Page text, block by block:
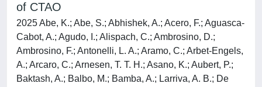
of CTAO
2025 Abe, K.; Abe, S.; Abhishek, A.; Acero, F.; Aguasca-
Cabot, A.; Agudo, I.; Alispach, C.; Ambrosino, D.;
Ambrosino, F.; Antonelli, L. A.; Aramo, C.; Arbet-Engels,
A.; Arcaro, C.; Arnesen, T. T. H.; Asano, K.; Aubert, P.;
Baktash, A.; Balbo, M.; Bamba, A.; Larriva, A. B.; De